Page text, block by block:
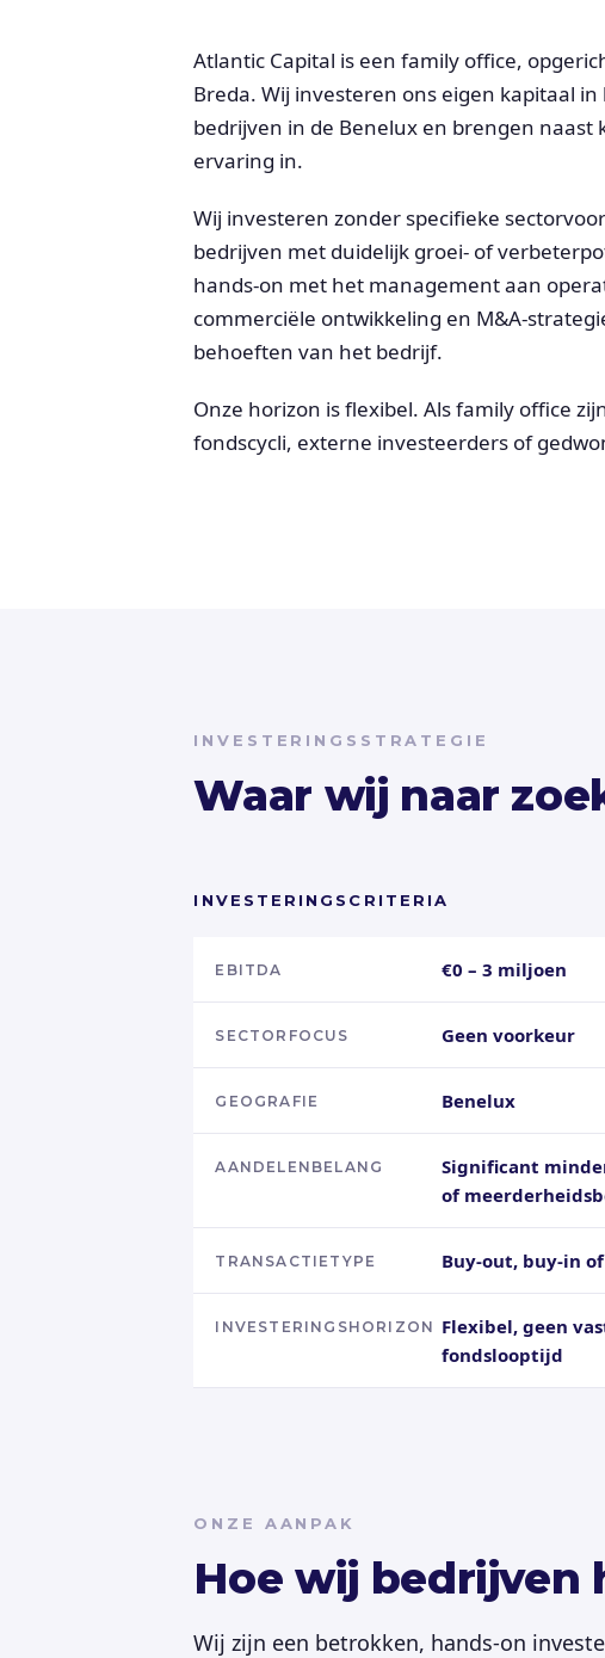
Atlantic Capital is een family office,
Breda. Wij investeren ons eigen kapitaal
bedrijven in de Benelux en brengen naast
ervaring in.
Wij investeren zonder specifieke
bedrijven met duidelijk groei- of
hands-on met het management aan
commerciële ontwikkeling en M&A-
behoeften van het bedrijf.
Onze horizon is flexibel. Als family office
fondscycli, externe investeerders of
INVESTERINGSSTRATEGIE
Waar wij naar
INVESTERINGSCRITERIA
EBITDA €0 – 3 miljoen
SECTORFOCUS Geen voorkeur
GEOGRAFIE Benelux
AANDELENBELANG
Significant
of
TRANSACTIETYPE Buy-out, buy-in
INVESTERINGSHORIZON Flexibel, geen
fondslooptijd
ONZE AANPAK
Hoe wij bedrijven
Wij zijn een betrokken, hands-on